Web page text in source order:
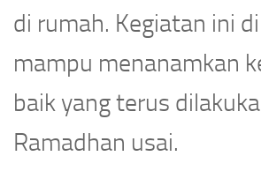
di rumah. Kegiatan ini
mampu menanamkan
baik yang terus
Ramadhan usai.